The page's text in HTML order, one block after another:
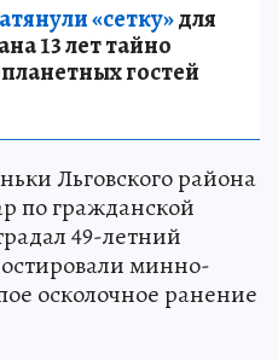
«сетку»для
13 лет тайно
гостей
Льговского района
по гражданской
49-летний
минно-
осколочное ранение